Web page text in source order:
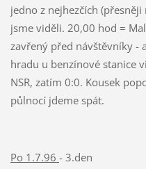
jedno z nejhezčích
jsme viděli. 20,00 hod =
zavřený před návštěvníky -
hradu u benzínové stanice
NSR, zatím 0:0. Kousek
půlnocí jdeme spát.
Po 1.7.96 - 3.den